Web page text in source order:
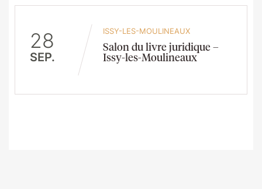
28
SEP.
ISSY-LES-MOULINEAUX
Salon du livre juridique –
Issy-les-Moulineaux